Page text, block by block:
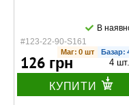
#123-22-90-S161
В
Маг: 0 шт Базар:
126 грн 4 шт.
КУПИТИ